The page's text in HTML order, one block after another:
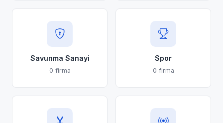
Savunma Sanayi
0 firma
Spor
0 firma